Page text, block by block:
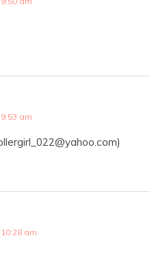
am
am